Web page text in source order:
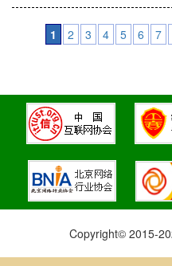
1 2 3 4 5 6 7
Copyright© 2015-